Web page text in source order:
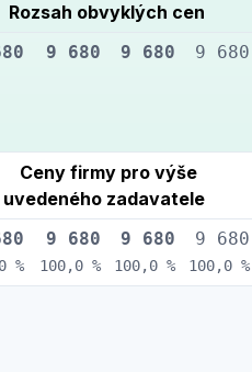
Rozsah obvyklých cen
9 680 9 680 9 680
Ceny firmy pro výše
uvedeného zadavatele
%
9 680
100,0 %
9 680
100,0 %
9 680
100,0 %